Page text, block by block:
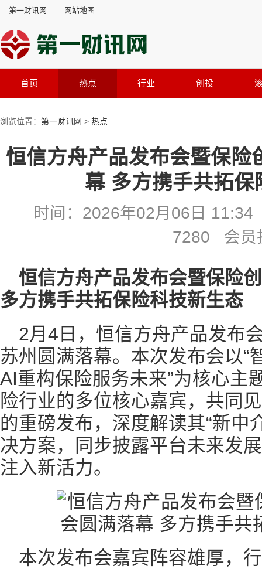
第一财讯网 网站地图
首页 热点 行业 创投
浏览位置： 第一财讯网 > 热点
恒信方舟产品发布会暨保险
幕 多方携手共拓保
时间：2026年02月06日
7280 会员
恒信方舟产品发布会暨保险
多方携手共拓保险科技新生态
2月4日，恒信方舟产品发布
苏州圆满落幕。本次发布会以
AI重构保险服务未来”为核心主
险行业的多位核心嘉宾，共同
的重磅发布，深度解读其“新中
决方案，同步披露平台未来发
注入新活力。
本次发布会嘉宾阵容雄厚，